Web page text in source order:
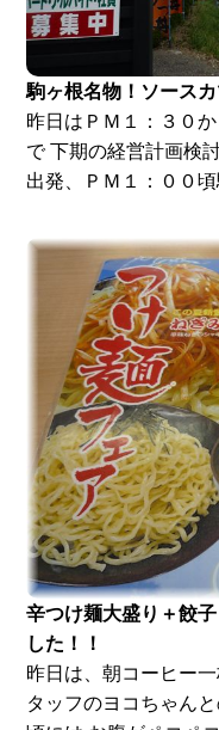
駒ヶ根名物！ソースカ
昨日はＰＭ１：３０
で 下期の経営計画検
出発、ＰＭ１：００
辛つけ麺大盛り＋餃
した！！
昨日は、朝コーヒー
タッフのヨコちゃん